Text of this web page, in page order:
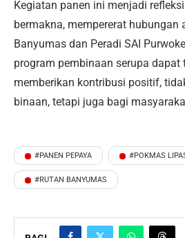
Kegiatan panen ini menjadi
bermakna, mempererat hubungan
Banyumas dan Peradi SAI
program pembinaan serupa dapat
memberikan kontribusi positif,
binaan, tetapi juga bagi
#PANEN PEPAYA #POKMAS
#RUTAN BANYUMAS